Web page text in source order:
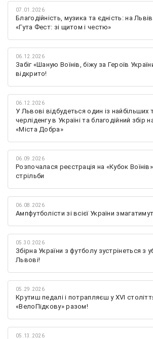
07.01.2026
Благодійність, музика та єдність: на
«Гута Фест: зі щитом і честю»
06.12.2026
Забіг «Шаную Воїнів, біжу за Героїв
відкрито!
06.12.2026
У Львові відбудеться один із найбільших
черліденгу в Україні та благодійний збір
«Міста Добра»
06.09.2026
Розпочалася реєстрація на «Кубок
стрільби
06.08.2026
Ампфутболісти зі всієї України
05.30.2026
Збірна України з футболу зустрінеться з
Львові!
05.29.2026
Крутиш педалі і потрапляєш у XVI
«ВелоПідкову» разом!
05.13.2026